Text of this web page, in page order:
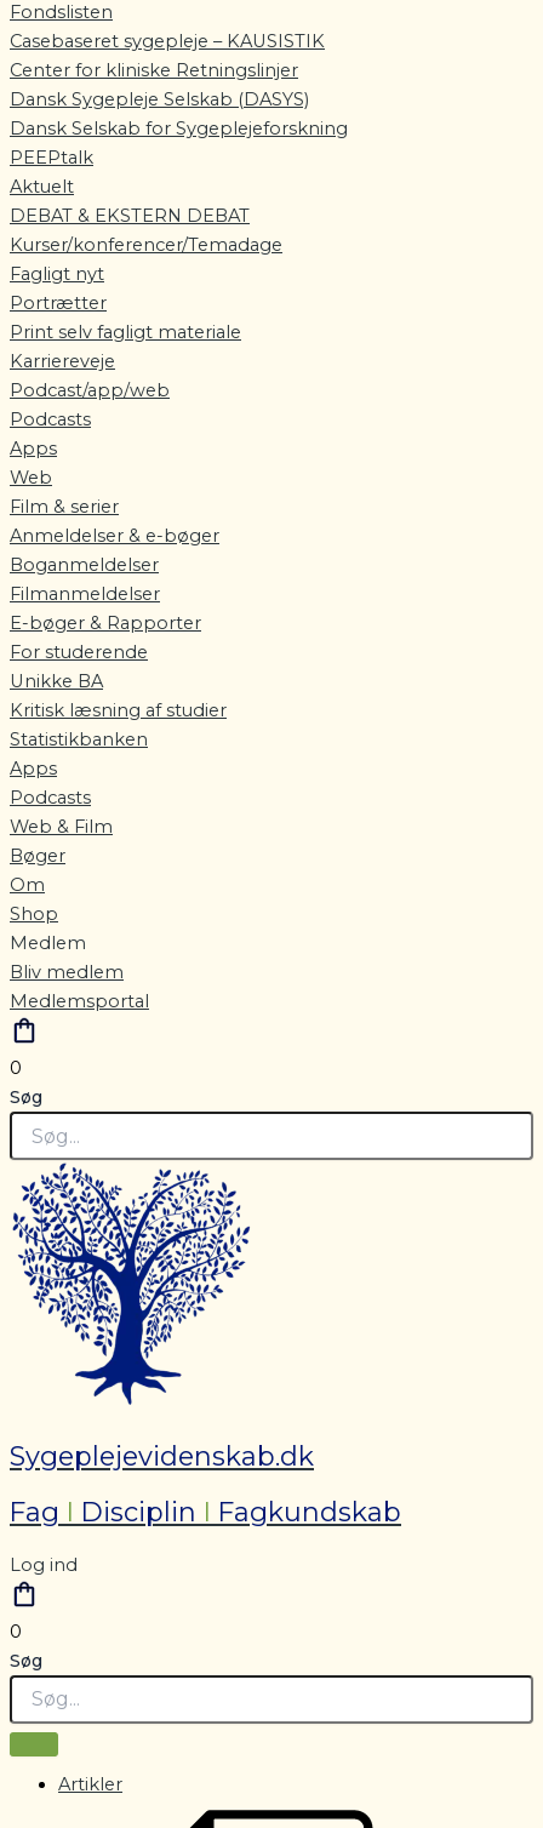
Fondslisten
Casebaseret sygepleje – KAUSISTIK
Center for kliniske Retningslinjer
Dansk Sygepleje Selskab (DASYS)
Dansk Selskab for Sygeplejeforskning
PEEPtalk
Aktuelt
DEBAT & EKSTERN DEBAT
Kurser/konferencer/Temadage
Fagligt nyt
Portrætter
Print selv fagligt materiale
Karriereveje
Podcast/app/web
Podcasts
Apps
Web
Film & serier
Anmeldelser & e-bøger
Boganmeldelser
Filmanmeldelser
E-bøger & Rapporter
For studerende
Unikke BA
Kritisk læsning af studier
Statistikbanken
Apps
Podcasts
Web & Film
Bøger
Om
Shop
Medlem
Bliv medlem
Medlemsportal
0
Søg
Sygeplejevidenskab.dk
Fag I Disciplin I Fagkundskab
Log ind
0
Søg
Artikler